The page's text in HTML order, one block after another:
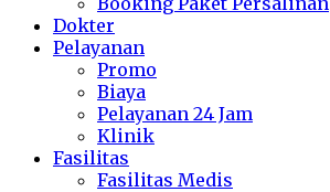
Dokter
Pelayanan
Promo
Biaya
Pelayanan 24 Jam
Klinik
Fasilitas
Fasilitas Medis